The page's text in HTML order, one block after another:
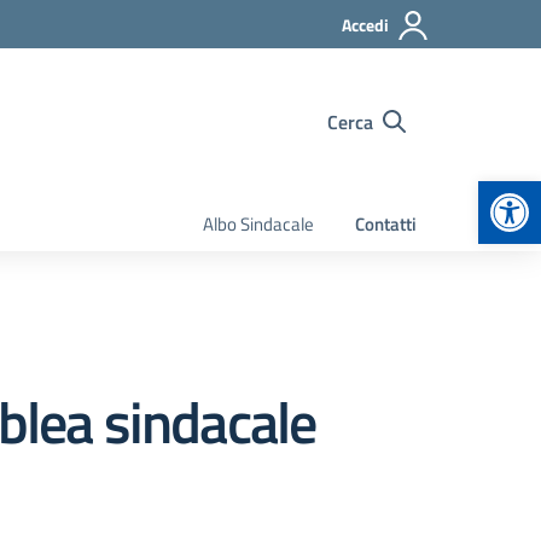
Accedi
Cerca
Albo Sindacale Contatti
sindacale